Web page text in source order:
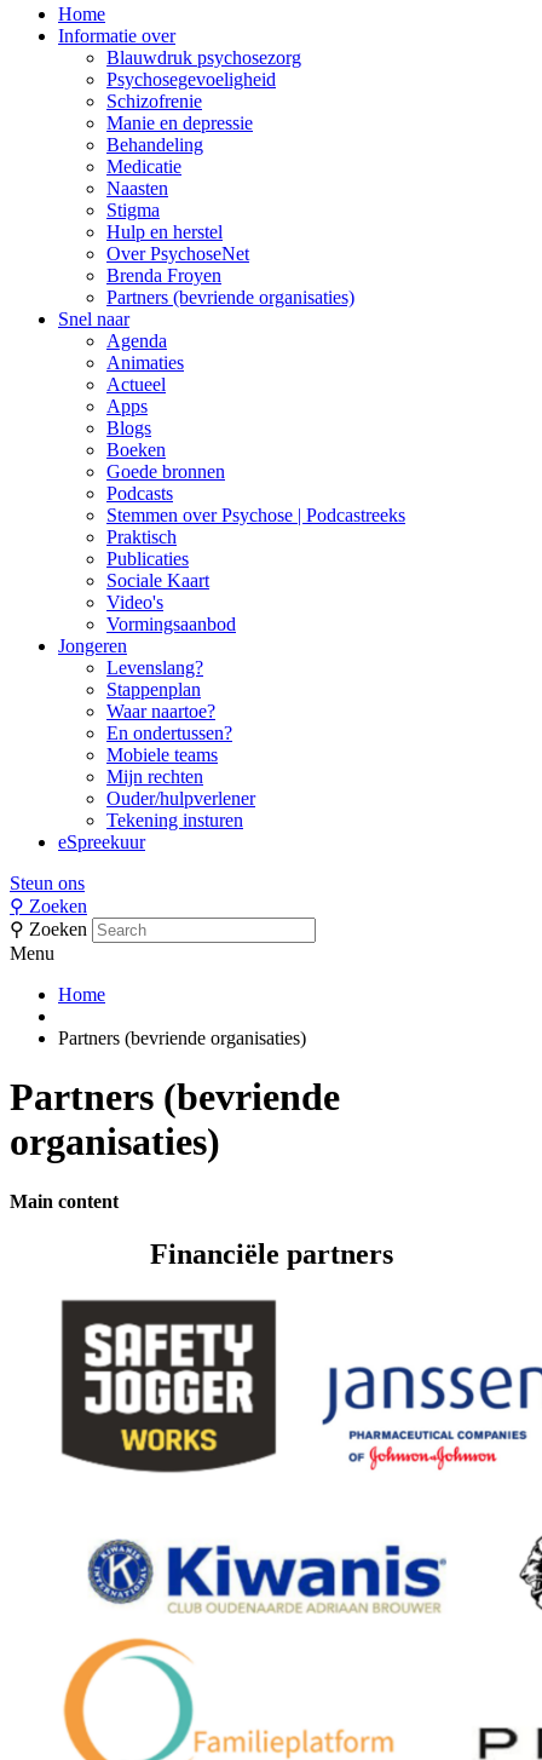
Main
Navigation
Home
Informatie over
Blauwdruk psychosezorg
Psychosegevoeligheid
Schizofrenie
Manie en depressie
Behandeling
Medicatie
Naasten
Stigma
Hulp en herstel
Over PsychoseNet
Brenda Froyen
Partners (bevriende organisaties)
Snel naar
Agenda
Animaties
Actueel
Apps
Blogs
Boeken
Goede bronnen
Podcasts
Stemmen over Psychose | Podcastreeks
Praktisch
Publicaties
Sociale Kaart
Video's
Vormingsaanbod
Jongeren
Levenslang?
Stappenplan
Waar naartoe?
En ondertussen?
Mobiele teams
Mijn rechten
Ouder/hulpverlener
Tekening insturen
eSpreekuur
Steun ons
⚲ Zoeken
⚲ Zoeken
Menu
Home
Partners (bevriende organisaties)
Partners (bevriende
organisaties)
Main content
Financiële partners